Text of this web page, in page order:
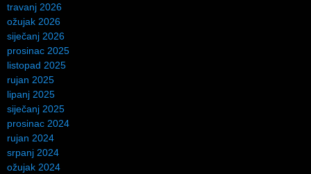
travanj 2026
ožujak 2026
siječanj 2026
prosinac 2025
listopad 2025
rujan 2025
lipanj 2025
siječanj 2025
prosinac 2024
rujan 2024
srpanj 2024
ožujak 2024